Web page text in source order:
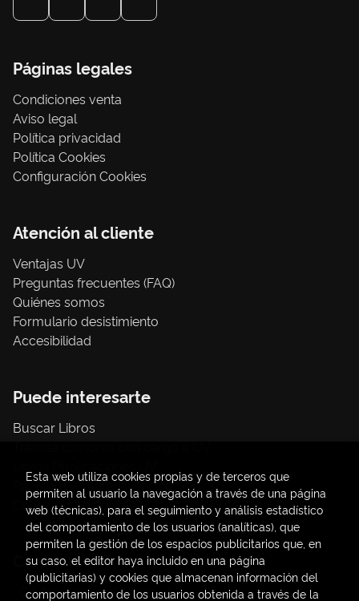
Páginas legales
Condiciones venta
Aviso legal
Política privacidad
Política Cookies
Configuración Cookies
Atención al cliente
Ventajas UV
Preguntas frecuentes (FAQ)
Quiénes somos
Formulario desistimiento
Accesibilidad
Puede interesarte
Buscar Libros
Papelería / material oficina
Consumo Sostenible
Contacto
C/ Amadeo de Saboya, 4
Esta web utiliza cookies propias y de terceros que
permiten al usuario la navegación a través de una página
web (técnicas), para el seguimiento y análisis estadístico
del comportamiento de los usuarios (analíticas), que
permiten la gestión de los espacios publicitarios que, en
su caso, el editor haya incluido en una página
(publicitarias) y cookies que almacenan información del
comportamiento de los usuarios obtenida a través de la